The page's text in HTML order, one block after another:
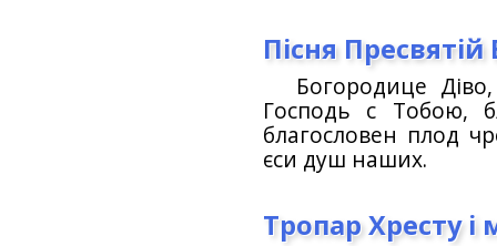
Пісня
Богородице
Господь с Тобою,
благословен плод
єси душ наших.
Тропар Хресту і